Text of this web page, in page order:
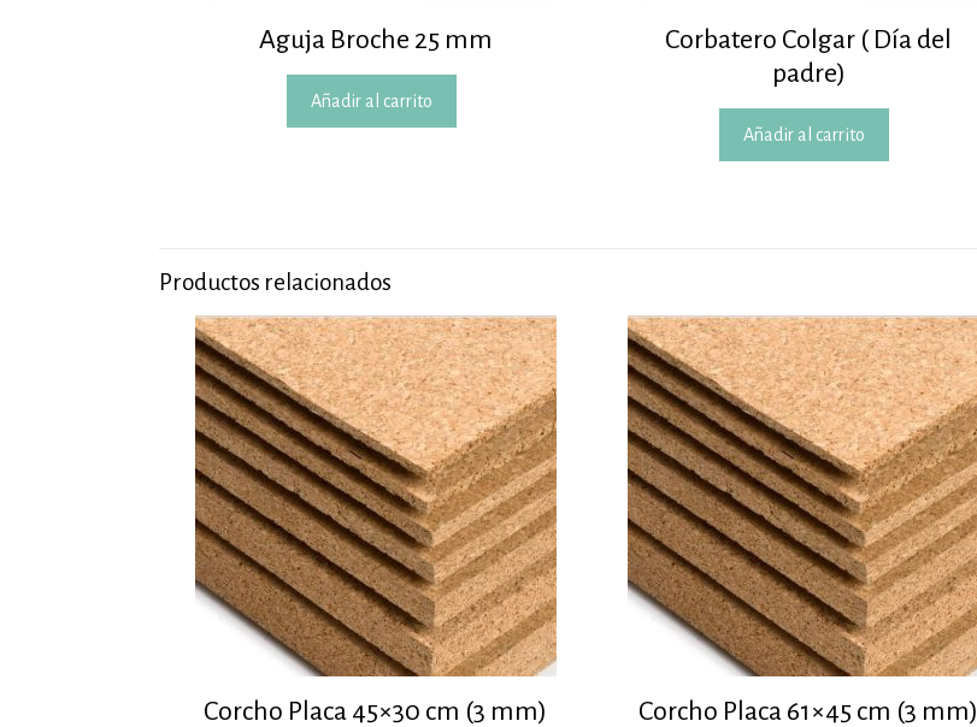
Aguja Broche 25 mm
Añadir al carrito
Corbatero Colgar ( Día del
padre)
Añadir al carrito
Productos relacionados
Corcho Placa 45×30 cm (3 mm) Corcho Placa 61×45 cm (3 mm)